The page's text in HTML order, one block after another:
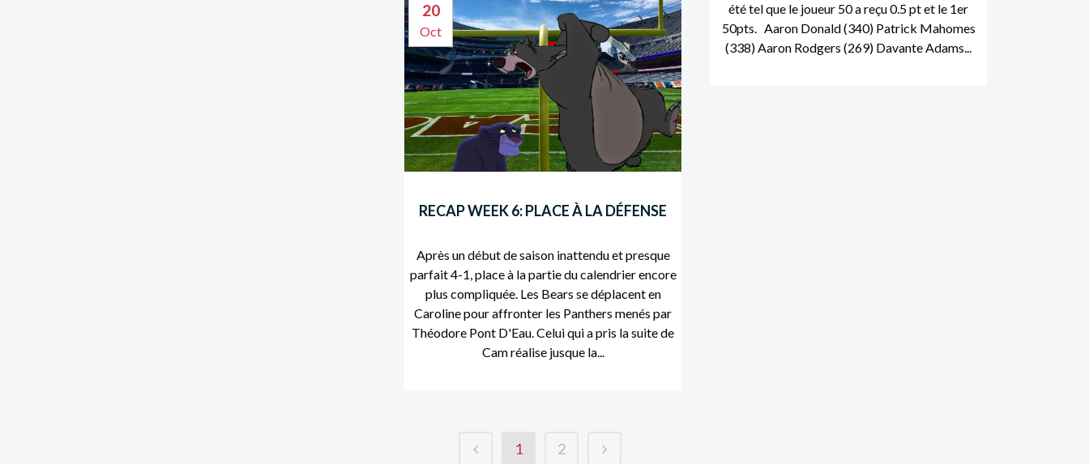
été tel que le joueur 50 a reçu 0.5 pt et le 1er
50pts. Aaron Donald (340) Patrick Mahomes
(338) Aaron Rodgers (269) Davante Adams...
20
Oct
RECAP WEEK 6: PLACE À LA DÉFENSE
Après un début de saison inattendu et presque
parfait 4-1, place à la partie du calendrier encore
plus compliquée. Les Bears se déplacent en
Caroline pour affronter les Panthers menés par
Théodore Pont D'Eau. Celui qui a pris la suite de
Cam réalise jusque la...
1 2